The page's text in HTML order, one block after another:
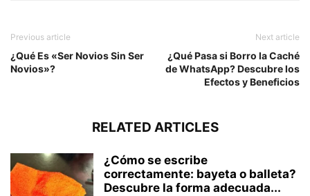
Previous article
¿Qué Es «Ser Novios Sin Ser
Novios»?
Next article
¿Qué Pasa si Borro la Caché
de WhatsApp? Descubre los
Efectos y Beneficios
RELATED ARTICLES
¿Cómo se escribe
correctamente: bayeta o balleta?
Descubre la forma adecuada...